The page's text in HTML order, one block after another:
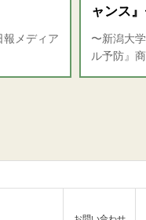
メディア
ャンス
〜新潟大
ル予防』